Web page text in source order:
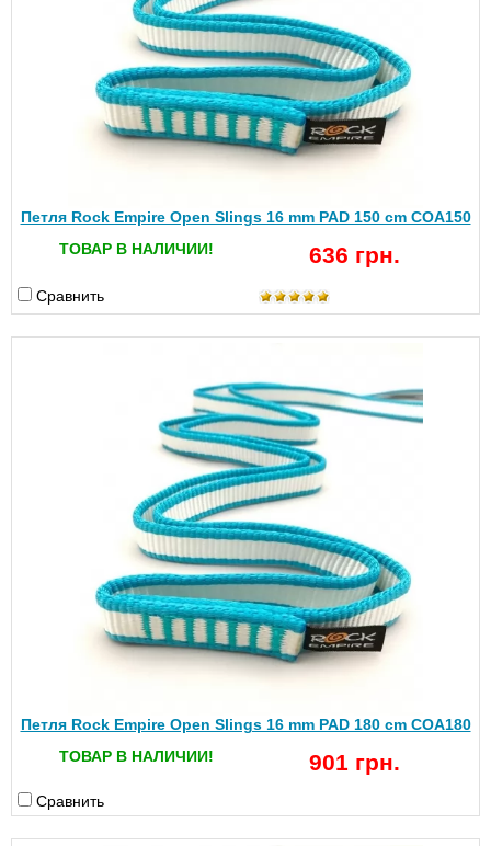
Петля Rock Empire Open Slings 16 mm PAD 150 cm COA150
ТОВАР В НАЛИЧИИ!
636 грн.
Сравнить
Петля Rock Empire Open Slings 16 mm PAD 180 cm COA180
ТОВАР В НАЛИЧИИ!
901 грн.
Сравнить